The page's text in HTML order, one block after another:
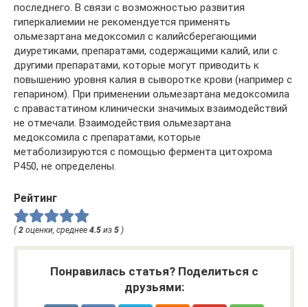
последнего. В связи с возможностью развития
гиперкалиемии не рекомендуется применять
ольмезартана медоксомил с калийсберегающими
диуретиками, препаратами, содержащими калий, или с
другими препаратами, которые могут приводить к
повышению уровня калия в сыворотке крови (например с
гепарином). При применении ольмезартана медоксомила
с правастатином клинически значимых взаимодействий
не отмечали. Взаимодействия ольмезартана
медоксомила с препаратами, которые
метаболизируются с помощью фермента цитохрома
Р450, не определены.
Рейтинг
( 2 оценки, среднее 4.5 из 5 )
Понравилась статья? Поделиться с
друзьями: